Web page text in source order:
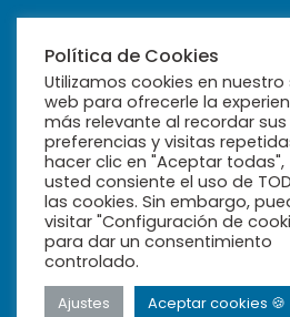
Calle Fabiola, 26. 41004
Aviso LegalPolítica de
Términos y
Política de Cookies
Utilizamos cookies en nuestro
web para ofrecerle la
más relevante al recordar sus
preferencias y visitas
hacer clic en "Aceptar todas",
usted consiente el uso de
las cookies. Sin embargo,
visitar "Configuración de
para dar un consentimiento
controlado.
Ajustes Aceptar cookies 🍪